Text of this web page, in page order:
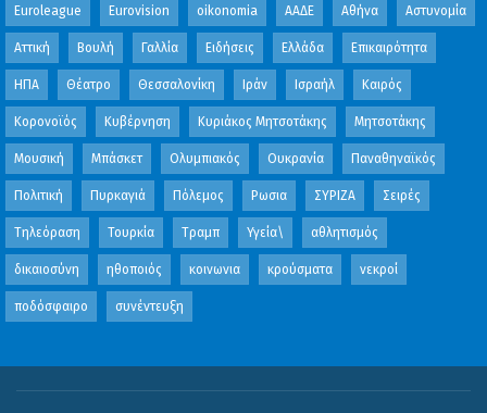
Euroleague Eurovision oikonomia ΑΑΔΕ Αθήνα Αστυνομία
Αττική Βουλή Γαλλία Ειδήσεις Ελλάδα Επικαιρότητα
ΗΠΑ Θέατρο Θεσσαλονίκη Ιράν Ισραήλ Καιρός
Κορονοϊός Κυβέρνηση Κυριάκος Μητσοτάκης Μητσοτάκης
Μουσική Μπάσκετ Ολυμπιακός Ουκρανία Παναθηναϊκός
Πολιτική Πυρκαγιά Πόλεμος Ρωσια ΣΥΡΙΖΑ Σειρές
Τηλεόραση Τουρκία Τραμπ Υγεία\ αθλητισμός
δικαιοσύνη ηθοποιός κοινωνια κρούσματα νεκροί
ποδόσφαιρο συνέντευξη